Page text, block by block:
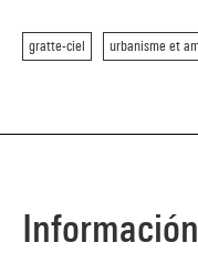
gratte-ciel urbanisme et